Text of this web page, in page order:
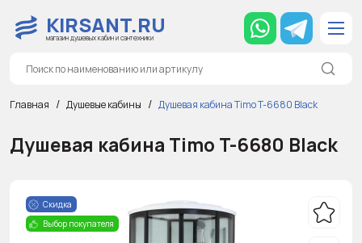
KIRSANT.RU
магазин душевых кабин и сантехники
Главная Душевые кабины Душевая кабина Timo T-6680 Black
Душевая кабина Timo T-6680 Black
Скидка
Выбор покупателя